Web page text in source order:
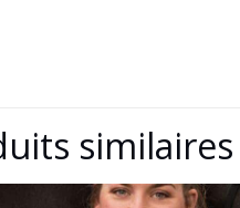
similaires